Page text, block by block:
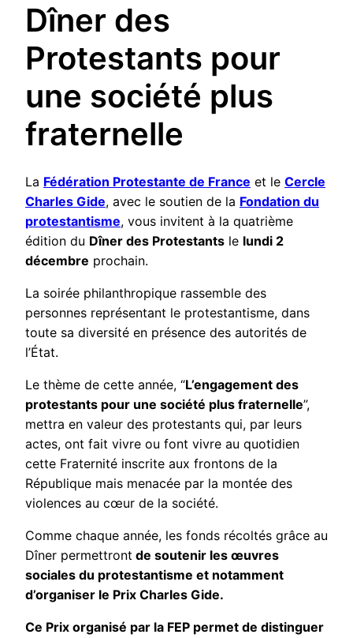
Dîner des
Protestants pour
une société plus
fraternelle
La Fédération Protestante de France et le Cercle
Charles Gide, avec le soutien de la Fondation du
protestantisme, vous invitent à la quatrième
édition du Dîner des Protestants le lundi 2
décembre prochain.
La soirée philanthropique rassemble des
personnes représentant le protestantisme, dans
toute sa diversité en présence des autorités de
l’État.
Le thème de cette année, “L’engagement des
protestants pour une société plus fraternelle”,
mettra en valeur des protestants qui, par leurs
actes, ont fait vivre ou font vivre au quotidien
cette Fraternité inscrite aux frontons de la
République mais menacée par la montée des
violences au cœur de la société.
Comme chaque année, les fonds récoltés grâce au
Dîner permettront de soutenir les œuvres
sociales du protestantisme et notamment
d’organiser le Prix Charles Gide.
Ce Prix organisé par la FEP permet de distinguer